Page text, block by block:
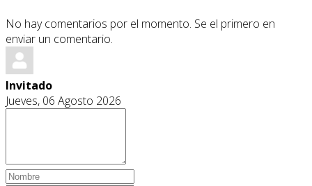
No hay comentarios por el momento. Se el primero en
enviar un comentario.
Invitado
Jueves, 06 Agosto 2026